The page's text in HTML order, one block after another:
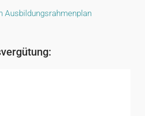
Ausbildungsrahmenplan